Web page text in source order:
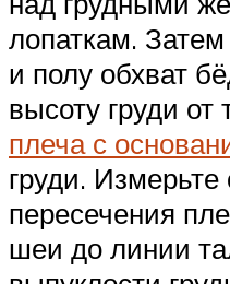
лопаткам.
и полу обхват
высоту груди от
плеча с
груди. Измерьте
пересечения
шеи до линии